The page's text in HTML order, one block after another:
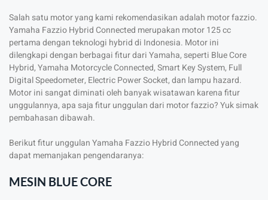
Salah satu motor yang kami rekomendasikan adalah motor fazzio.
Yamaha Fazzio Hybrid Connected merupakan motor 125 cc
pertama dengan teknologi hybrid di Indonesia. Motor ini
dilengkapi dengan berbagai fitur dari Yamaha, seperti Blue Core
Hybrid, Yamaha Motorcycle Connected, Smart Key System, Full
Digital Speedometer, Electric Power Socket, dan lampu hazard.
Motor ini sangat diminati oleh banyak wisatawan karena fitur
unggulannya, apa saja fitur unggulan dari motor fazzio? Yuk simak
pembahasan dibawah.
Berikut fitur unggulan Yamaha Fazzio Hybrid Connected yang
dapat memanjakan pengendaranya:
MESIN BLUE CORE